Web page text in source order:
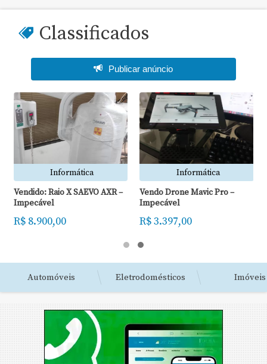
Classificados
Publicar anúncio
Informática
Vendo Drone Mavic Pro –
Impecável
R$ 3.397,00
Automóveis
Vendido: Caminhão Taque
Mercedes 2425
R$ 280.000,00
Automóveis Eletrodomésticos Imóveis